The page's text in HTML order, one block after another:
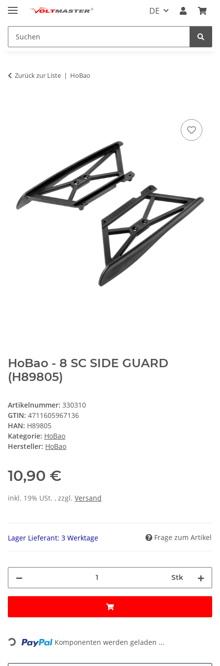
DE
Zurück zur Liste HoBao
HoBao - 8 SC SIDE GUARD
(H89805)
Artikelnummer: 330310
GTIN: 4711605967136
HAN: H89805
Kategorie: HoBao
Hersteller: HoBao
10,90 €
inkl. 19% USt. , zzgl. Versand
Lager Lieferant: 3 Werktage Frage zum Artikel
Stk
Komponenten werden geladen ...